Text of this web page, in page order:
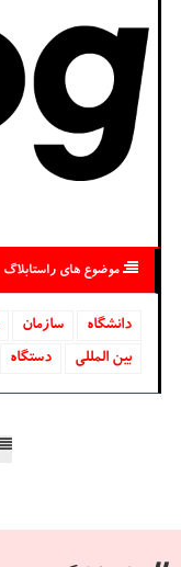
موضوع های راستابلاگ
دانشگاه‌ سازمان
بین المللی
دستگاه